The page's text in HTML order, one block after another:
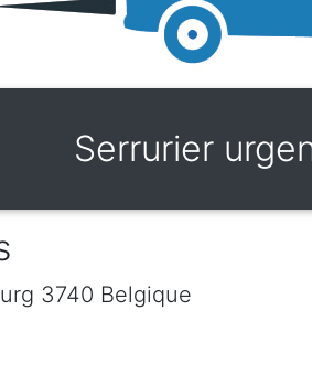
Serrurier
3740 Belgique